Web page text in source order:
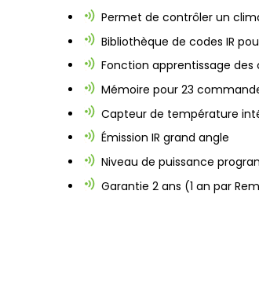
Permet de contrôler un
Bibliothèque de codes IR
Fonction apprentissage des
Mémoire pour 23
Capteur de température
Émission IR grand angle
Niveau de puissance
Garantie 2 ans (1 an par